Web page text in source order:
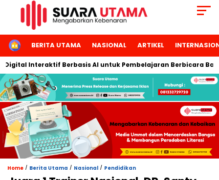
HOMEBERITA UTAMA NASIONAL ARTIKEL
Interaktif Berbasis AI untuk Pembelajaran Berbicara Bahasa
Home / Berita Utama / Nasional / Pendidikan